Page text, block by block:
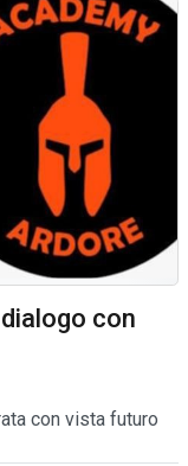
con
con vista futuro